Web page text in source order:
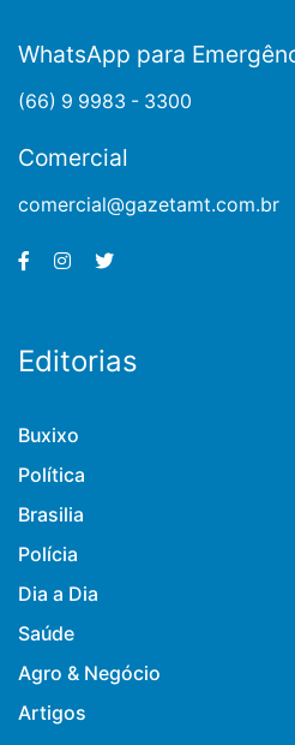
WhatsApp para
(66) 9 9983 - 3300
Comercial
comercial@gazetamt.com.br
Editorias
Buxixo
Política
Brasilia
Polícia
Dia a Dia
Saúde
Agro & Negócio
Artigos